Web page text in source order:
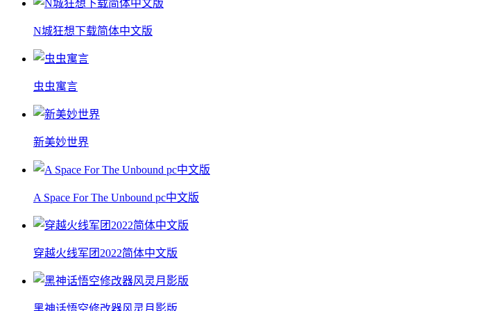
N城狂想下载简体中文版
虫虫寓言
新美妙世界
A Space For The Unbound pc中文版
穿越火线军团2022简体中文版
黑神话悟空修改器风灵月影版